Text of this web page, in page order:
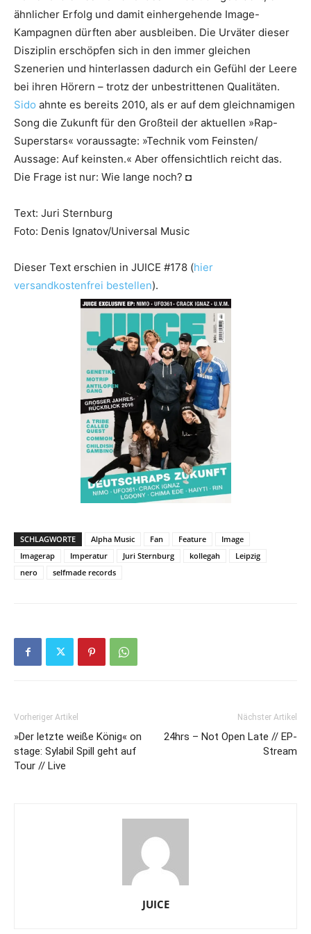
ähnlicher Erfolg und damit einhergehende Image-
Kampagnen dürften aber ausbleiben. Die Urväter dieser
Disziplin erschöpfen sich in den immer gleichen
Szenerien und hinterlassen dadurch ein Gefühl der Leere
bei ihren Hörern – trotz der unbe­strittenen Qualitäten.
Sido ahnte es bereits 2010, als er auf dem gleichnamigen
Song die Zukunft für den Großteil der aktuellen »Rap-
Superstars« voraussagte: »Technik vom Feinsten/
Aussage: Auf keinsten.« Aber offensichtlich reicht das.
Die Frage ist nur: Wie lange noch? ◘
Text: Juri Sternburg
Foto: Denis Ignatov/Universal Music
Dieser Text erschien in JUICE #178 (hier
versandkostenfrei bestellen).
SCHLAGWORTE Alpha Music Fan Feature
Image
Imagerap
Imperatur Juri Sternburg kollegah
Leipzig
nero
selfmade records
Vorheriger Artikel
»Der letzte weiße König« on
stage: Sylabil Spill geht auf
Tour // Live
Nächster Artikel
24hrs – Not Open Late // EP-
Stream
JUICE